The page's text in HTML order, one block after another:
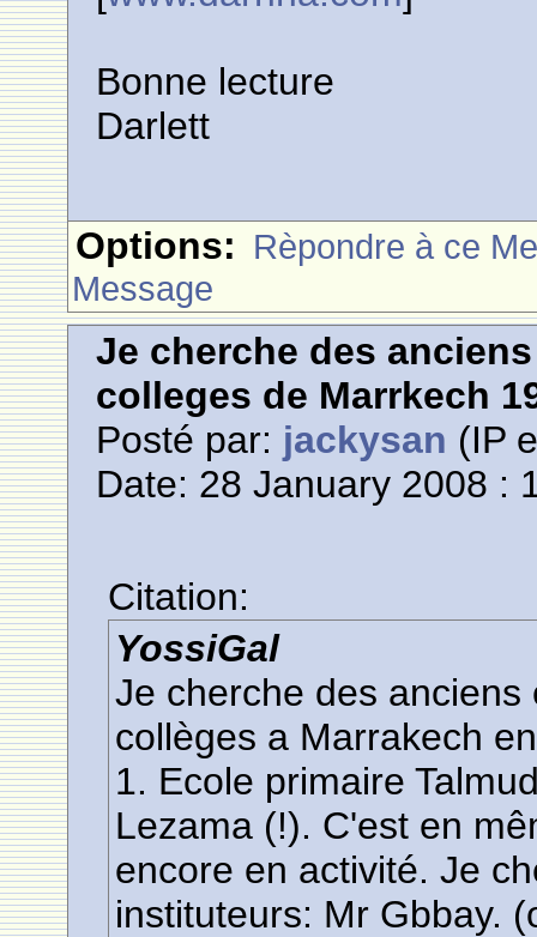
Bonne lecture
Darlett
Options: Rèpondre à ce
Message
Je cherche des
colleges de Marrkech
Posté par: jackysan (IP
Date: 28 January 2008 :
Citation:
YossiGal
Je cherche des
collèges a Marrakech
1. Ecole primaire
Lezama (!). C'est en
encore en activité. Je
instituteurs: Mr Gbbay.